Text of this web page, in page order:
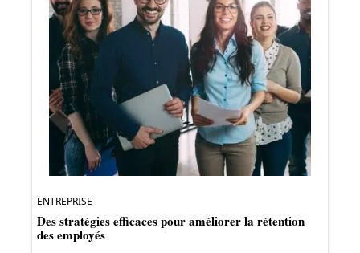
ENTREPRISE
Des stratégies efficaces pour améliorer la rétention
des employés